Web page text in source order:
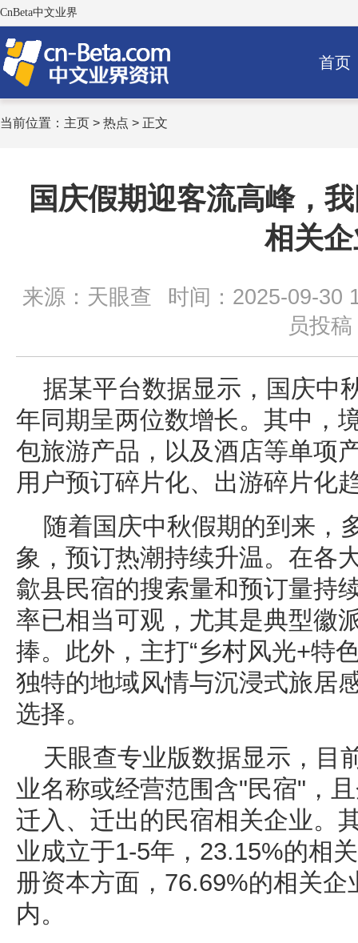
CnBeta中文业界
首页
当前位置： 主页 > 热点 > 正文
国庆假期迎客流高峰，
相关
来源：天眼查
时间：2025-09-30
员投稿
据某平台数据显示，国庆中
年同期呈两位数增长。其中，
包旅游产品，以及酒店等单项
用户预订碎片化、出游碎片化
随着国庆中秋假期的到来，
象，预订热潮持续升温。在各
歙县民宿的搜索量和预订量持
率已相当可观，尤其是典型徽
捧。此外，主打“乡村风光+特
独特的地域风情与沉浸式旅居
选择。
天眼查专业版数据显示，目
业名称或经营范围含"民宿"，
迁入、迁出的民宿相关企业。
业成立于1-5年，23.15%的相
册资本方面，76.69%的相关
内。